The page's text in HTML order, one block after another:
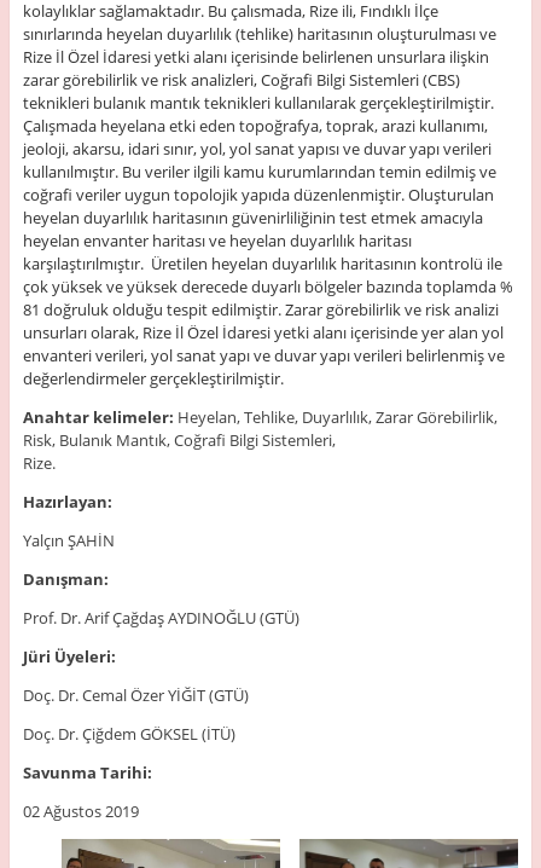
kolaylıklar sağlamaktadır. Bu çalısmada, Rize ili, Fındıklı İlçe
sınırlarında heyelan duyarlılık (tehlike) haritasının oluşturulması ve
Rize İl Özel İdaresi yetki alanı içerisinde belirlenen unsurlara ilişkin
zarar görebilirlik ve risk analizleri, Coğrafi Bilgi Sistemleri (CBS)
teknikleri bulanık mantık teknikleri kullanılarak gerçekleştirilmiştir.
Çalışmada heyelana etki eden topoğrafya, toprak, arazi kullanımı,
jeoloji, akarsu, idari sınır, yol, yol sanat yapısı ve duvar yapı verileri
kullanılmıştır. Bu veriler ilgili kamu kurumlarından temin edilmiş ve
coğrafi veriler uygun topolojik yapıda düzenlenmiştir. Oluşturulan
heyelan duyarlılık haritasının güvenirliliğinin test etmek amacıyla
heyelan envanter haritası ve heyelan duyarlılık haritası
karşılaştırılmıştır. Üretilen heyelan duyarlılık haritasının kontrolü ile
çok yüksek ve yüksek derecede duyarlı bölgeler bazında toplamda %
81 doğruluk olduğu tespit edilmiştir. Zarar görebilirlik ve risk analizi
unsurları olarak, Rize İl Özel İdaresi yetki alanı içerisinde yer alan yol
envanteri verileri, yol sanat yapı ve duvar yapı verileri belirlenmiş ve
değerlendirmeler gerçekleştirilmiştir.
Anahtar kelimeler: Heyelan, Tehlike, Duyarlılık, Zarar Görebilirlik,
Risk, Bulanık Mantık, Coğrafi Bilgi Sistemleri,
Rize.
Hazırlayan:
Yalçın ŞAHİN
Danışman:
Prof. Dr. Arif Çağdaş AYDINOĞLU (GTÜ)
Jüri Üyeleri:
Doç. Dr. Cemal Özer YİĞİT (GTÜ)
Doç. Dr. Çiğdem GÖKSEL (İTÜ)
Savunma Tarihi:
02 Ağustos 2019